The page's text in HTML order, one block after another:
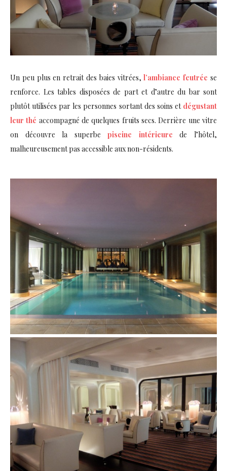
Un peu plus en retrait des baies vitrées,l’ambiance feutrée se
renforce. Les tables disposées de part et d’autre du bar sont
plutôt utilisées par les personnes sortant des soins et dégustant
leur thé accompagné de quelques fruits secs. Derrière une vitre
on découvre la superbepiscine intérieure de l’hôtel,
malheureusement pas accessible aux non-résidents.